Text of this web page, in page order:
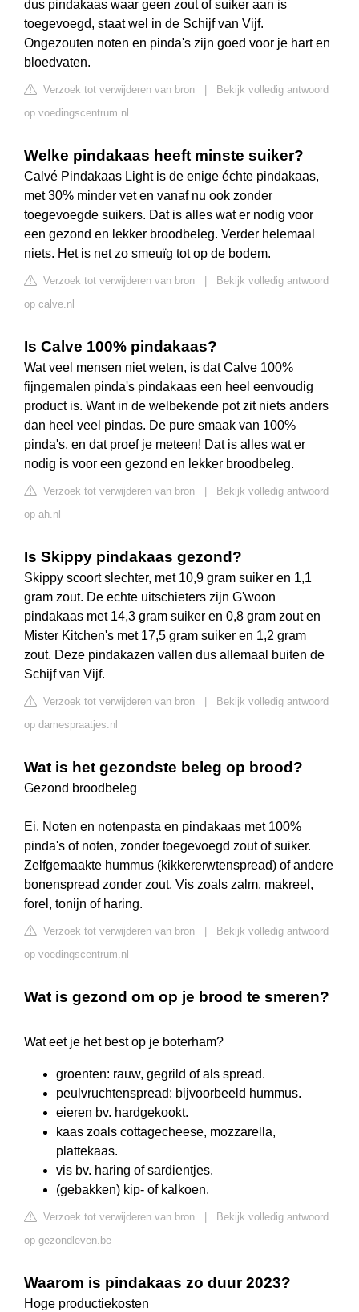
dus pindakaas waar geen zout of suiker aan is
toegevoegd, staat wel in de Schijf van Vijf.
Ongezouten noten en pinda's zijn goed voor je hart en
bloedvaten.
Verzoek tot verwijderen van bron
Bekijk volledig antwoord
op voedingscentrum.nl
Welke pindakaas heeft minste suiker?
Calvé Pindakaas Light is de enige échte pindakaas,
met 30% minder vet en vanaf nu ook zonder
toegevoegde suikers. Dat is alles wat er nodig voor
een gezond en lekker broodbeleg. Verder helemaal
niets. Het is net zo smeuïg tot op de bodem.
Verzoek tot verwijderen van bron
Bekijk volledig antwoord
op calve.nl
Is Calve 100% pindakaas?
Wat veel mensen niet weten, is dat Calve 100%
fijngemalen pinda's pindakaas een heel eenvoudig
product is. Want in de welbekende pot zit niets anders
dan heel veel pindas. De pure smaak van 100%
pinda's, en dat proef je meteen! Dat is alles wat er
nodig is voor een gezond en lekker broodbeleg.
Verzoek tot verwijderen van bron
Bekijk volledig antwoord
op ah.nl
Is Skippy pindakaas gezond?
Skippy scoort slechter, met 10,9 gram suiker en 1,1
gram zout. De echte uitschieters zijn G'woon
pindakaas met 14,3 gram suiker en 0,8 gram zout en
Mister Kitchen's met 17,5 gram suiker en 1,2 gram
zout. Deze pindakazen vallen dus allemaal buiten de
Schijf van Vijf.
Verzoek tot verwijderen van bron
Bekijk volledig antwoord
op damespraatjes.nl
Wat is het gezondste beleg op brood?
Gezond broodbeleg
Ei. Noten en notenpasta en pindakaas met 100%
pinda's of noten, zonder toegevoegd zout of suiker.
Zelfgemaakte hummus (kikkererwtenspread) of andere
bonenspread zonder zout. Vis zoals zalm, makreel,
forel, tonijn of haring.
Verzoek tot verwijderen van bron
Bekijk volledig antwoord
op voedingscentrum.nl
Wat is gezond om op je brood te smeren?
Wat eet je het best op je boterham?
groenten: rauw, gegrild of als spread.
peulvruchtenspread: bijvoorbeeld hummus.
eieren bv. hardgekookt.
kaas zoals cottagecheese, mozzarella,
plattekaas.
vis bv. haring of sardientjes.
(gebakken) kip- of kalkoen.
Verzoek tot verwijderen van bron
Bekijk volledig antwoord
op gezondleven.be
Waarom is pindakaas zo duur 2023?
Hoge productiekosten